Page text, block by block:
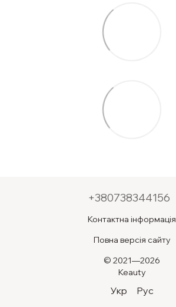
+380738344156
Контактна інформація
Повна версія сайту
© 2021—2026
Keauty
Укр Рус